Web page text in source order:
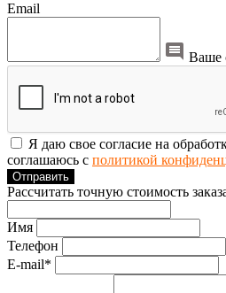
Email
Ваше
Я даю свое согласие на
соглашаюсь с политикой
Отправить
Рассчитать точную стоимость
Имя
Телефон
E-mail*